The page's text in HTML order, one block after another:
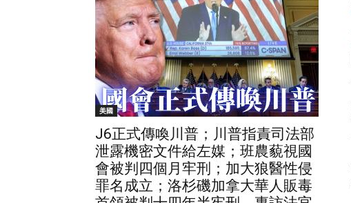
美國
J6正式傳喚川普；川普指責司法部
泄露機密文件給左媒；班農藐視國
會被判四個月牢刑；加大狼醫性侵
罪名成立；洛杉磯加拿大華人販毒